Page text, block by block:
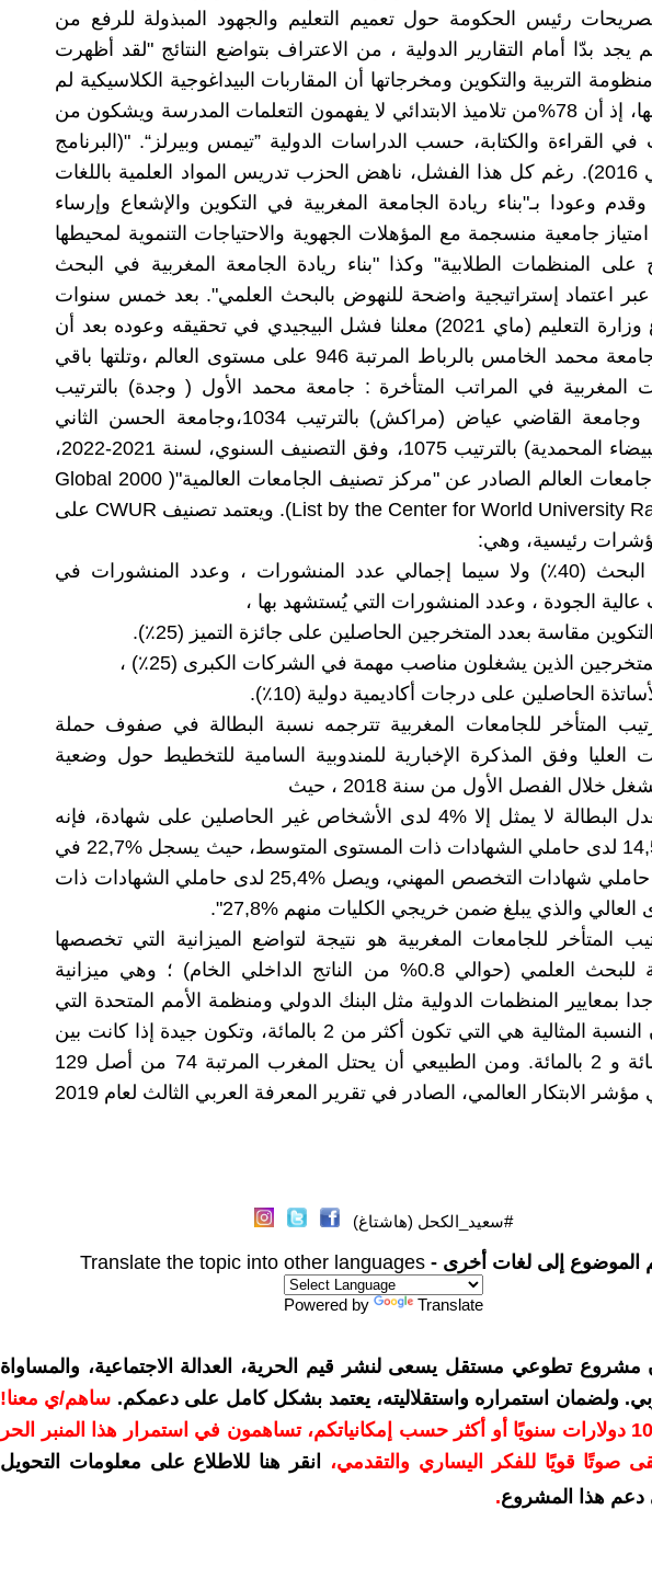
رئيس الحكومة حول تعميم التعليم والجهود المبذولة للرفع من
يجد بدّا أمام التقارير الدولية ، من الاعتراف بتواضع النتائج "لقد أظهرت
التربية والتكوين ومخرجاتها أن المقاربات البيداغوجية الكلاسيكية لم
تعط أكلها، إذ أن 78%من تلاميذ الابتدائي لا يفهمون التعلمات المدرسة ويشكون من
القراءة والكتابة، حسب الدراسات الدولية ”تيمس وبيرلز“. "(البرنامج
الانتخابي 2016). رغم كل هذا الفشل، ناهض الحزب تدريس المواد العلمية باللغات
وقدم وعودا بـ"بناء ريادة الجامعة المغربية في التكوين والإشعاع وإرساء
جامعية منسجمة مع المؤهلات الجهوية والاحتياجات التنموية لمحيطها
على المنظمات الطلابية" وكذا "بناء ريادة الجامعة المغربية في البحث
عبر اعتماد إستراتيجية واضحة للنهوض بالبحث العلمي". بعد خمس سنوات
جاء بلاغ وزارة التعليم (ماي 2021) معلنا فشل البيجيدي في تحقيقه وعوده بعد أن
احتلت جامعة محمد الخامس بالرباط المرتبة 946 على مستوى العالم ،وتلتها باقي
المغربية في المراتب المتأخرة : جامعة محمد الأول ( وجدة) بالترتيب
1028 ، وجامعة القاضي عياض (مراكش) بالترتيب 1034،وجامعة الحسن الثاني
(الدار البيضاء المحمدية) بالترتيب 1075، وفق التصنيف السنوي، لسنة 2021-2022،
لأفضل جامعات العالم الصادر عن "مركز تصنيف الجامعات العالمية"( Global 2000
List by the Center for World University Rankings). ويعتمد تصنيف CWUR على
رئيسية، وهي:
• جودة البحث (40٪) ولا سيما إجمالي عدد المنشورات ، وعدد المنشورات في
عالية الجودة ، وعدد المنشورات التي يُستشهد بها ،
مقاسة بعدد المتخرجين الحاصلين على جائزة التميز (25٪).
الذين يشغلون مناصب مهمة في الشركات الكبرى (25٪) ،
الحاصلين على درجات أكاديمية دولية (10٪).
المتأخر للجامعات المغربية تترجمه نسبة البطالة في صفوف حملة
العليا وفق المذكرة الإخبارية للمندوبية السامية للتخطيط حول وضعية
خلال الفصل الأول من سنة 2018 ، حيث
إن " معدل البطالة لا يمثل إلا %4 لدى الأشخاص غير الحاصلين على شهادة، فإنه
يبلغ %14,5 لدى حاملي الشهادات ذات المستوى المتوسط، حيث يسجل %22,7 في
صفوف حاملي شهادات التخصص المهني، ويصل %25,4 لدى حاملي الشهادات ذات
العالي والذي يبلغ ضمن خريجي الكليات منهم %27,8".
المتأخر للجامعات المغربية هو نتيجة لتواضع الميزانية التي تخصصها
الحكومة للبحث العلمي (حوالي 0.8% من الناتج الداخلي الخام) ؛ وهي ميزانية
بمعايير المنظمات الدولية مثل البنك الدولي ومنظمة الأمم المتحدة التي
تعتبر أن النسبة المثالية هي التي تكون أكثر من 2 بالمائة، وتكون جيدة إذا كانت بين
1.6 بالمائة و 2 بالمائة. ومن الطبيعي أن يحتل المغرب المرتبة 74 من أصل 129
دولة في مؤشر الابتكار العالمي، الصادر في تقرير المعرفة العربي الثالث لعام 2019
#سعيد_الكحل (هاشتاغ)
الموضوع إلى لغات أخرى - Translate the topic into other languages
Powered by Translate
مشروع تطوعي مستقل يسعى لنشر قيم الحرية، العدالة الاجتماعية، والمساواة
ولضمان استمراره واستقلاليته، يعتمد بشكل كامل على دعمكم. ساهم/ي معنا!
بدعمكم بمبلغ 10 دولارات سنويًا أو أكثر حسب إمكانياتكم، تساهمون في استمرار هذا المنبر الحر
صوتًا قويًا للفكر اليساري والتقدمي،
انقر هنا للاطلاع على معلومات التحويل
دعم هذا المشروع.